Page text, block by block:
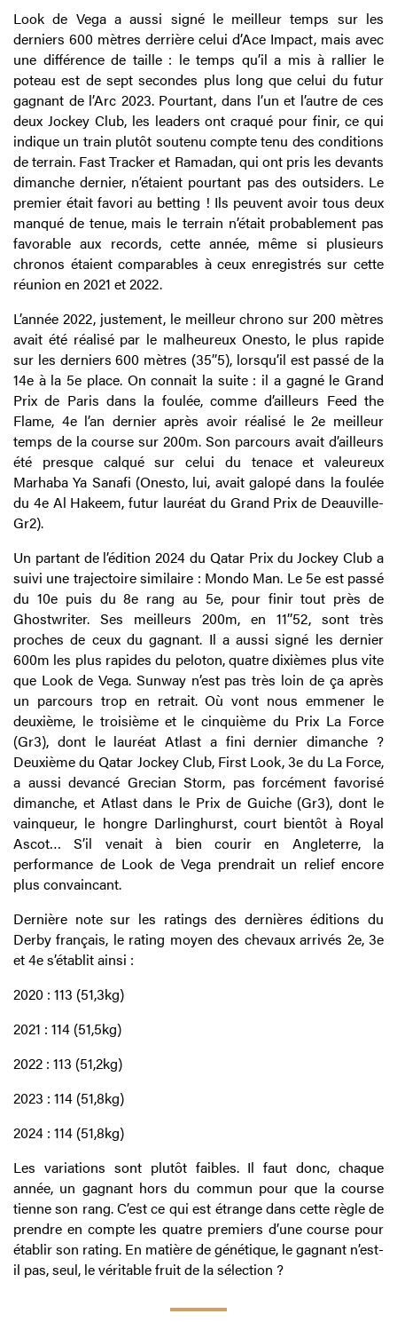
Look de Vega a aussi signé le meilleur temps sur les
derniers 600 mètres derrière celui d’Ace Impact, mais avec
une différence de taille : le temps qu’il a mis à rallier le
poteau est de sept secondes plus long que celui du futur
gagnant de l’Arc 2023. Pourtant, dans l’un et l’autre de ces
deux Jockey Club, les leaders ont craqué pour finir, ce qui
indique un train plutôt soutenu compte tenu des conditions
de terrain. Fast Tracker et Ramadan, qui ont pris les devants
dimanche dernier, n’étaient pourtant pas des outsiders. Le
premier était favori au betting ! Ils peuvent avoir tous deux
manqué de tenue, mais le terrain n’était probablement pas
favorable aux records, cette année, même si plusieurs
chronos étaient comparables à ceux enregistrés sur cette
réunion en 2021 et 2022.
L’année 2022, justement, le meilleur chrono sur 200 mètres
avait été réalisé par le malheureux Onesto, le plus rapide
sur les derniers 600 mètres (35’’5), lorsqu’il est passé de la
14e à la 5e place. On connait la suite : il a gagné le Grand
Prix de Paris dans la foulée, comme d’ailleurs Feed the
Flame, 4e l’an dernier après avoir réalisé le 2e meilleur
temps de la course sur 200m. Son parcours avait d’ailleurs
été presque calqué sur celui du tenace et valeureux
Marhaba Ya Sanafi (Onesto, lui, avait galopé dans la foulée
du 4e Al Hakeem, futur lauréat du Grand Prix de Deauville-
Gr2).
Un partant de l’édition 2024 du Qatar Prix du Jockey Club a
suivi une trajectoire similaire : Mondo Man. Le 5e est passé
du 10e puis du 8e rang au 5e, pour finir tout près de
Ghostwriter. Ses meilleurs 200m, en 11’’52, sont très
proches de ceux du gagnant. Il a aussi signé les dernier
600m les plus rapides du peloton, quatre dixièmes plus vite
que Look de Vega. Sunway n’est pas très loin de ça après
un parcours trop en retrait. Où vont nous emmener le
deuxième, le troisième et le cinquième du Prix La Force
(Gr3), dont le lauréat Atlast a fini dernier dimanche ?
Deuxième du Qatar Jockey Club, First Look, 3e du La Force,
a aussi devancé Grecian Storm, pas forcément favorisé
dimanche, et Atlast dans le Prix de Guiche (Gr3), dont le
vainqueur, le hongre Darlinghurst, court bientôt à Royal
Ascot… S’il venait à bien courir en Angleterre, la
performance de Look de Vega prendrait un relief encore
plus convaincant.
Dernière note sur les ratings des dernières éditions du
Derby français, le rating moyen des chevaux arrivés 2e, 3e
et 4e s’établit ainsi :
2020 : 113 (51,3kg)
2021 : 114 (51,5kg)
2022 : 113 (51,2kg)
2023 : 114 (51,8kg)
2024 : 114 (51,8kg)
Les variations sont plutôt faibles. Il faut donc, chaque
année, un gagnant hors du commun pour que la course
tienne son rang. C’est ce qui est étrange dans cette règle de
prendre en compte les quatre premiers d’une course pour
établir son rating. En matière de génétique, le gagnant n’est-
il pas, seul, le véritable fruit de la sélection ?